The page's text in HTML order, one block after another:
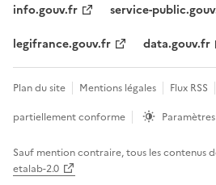
info.gouv.fr
service-
legifrance.gouv.fr
data.gouv.fr
Plan du site Mentions légales Flux RSS
partiellement conforme
Sauf mention contraire, tous les contenus
etalab-2.0